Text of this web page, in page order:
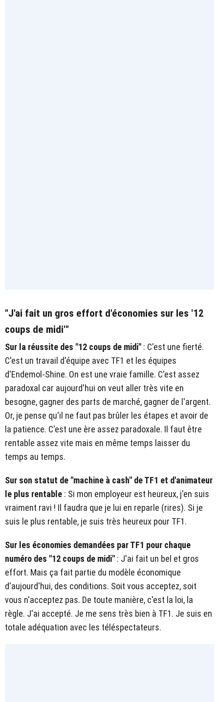
"J'ai fait un gros effort d'économies sur les '12
coups de midi'"
Sur la réussite des "12 coups de midi" : C'est une fierté.
C'est un travail d'équipe avec TF1 et les équipes
d'Endemol-Shine. On est une vraie famille. C'est assez
paradoxal car aujourd'hui on veut aller très vite en
besogne, gagner des parts de marché, gagner de l'argent.
Or, je pense qu'il ne faut pas brûler les étapes et avoir de
la patience. C'est une ère assez paradoxale. Il faut être
rentable assez vite mais en même temps laisser du
temps au temps.
Sur son statut de "machine à cash" de TF1 et d'animateur
le plus rentable : Si mon employeur est heureux, j'en suis
vraiment ravi ! Il faudra que je lui en reparle (rires). Si je
suis le plus rentable, je suis très heureux pour TF1.
Sur les économies demandées par TF1 pour chaque
numéro des "12 coups de midi" : J'ai fait un bel et gros
effort. Mais ça fait partie du modèle économique
d'aujourd'hui, des conditions. Soit vous acceptez, soit
vous n'acceptez pas. De toute manière, c'est la loi, la
règle. J'ai accepté. Je me sens très bien à TF1. Je suis en
totale adéquation avec les téléspectateurs.